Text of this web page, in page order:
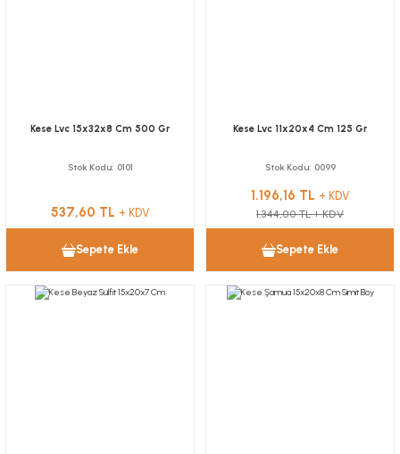
Kese Lvc 15x32x8 Cm 500 Gr
Stok Kodu 0101
537,60 TL + KDV
Sepete Ekle
Kese Lvc 11x20x4 Cm 125 Gr
Stok Kodu 0099
1.344,00 TL+ KDV
1.196,16 TL + KDV
Sepete Ekle